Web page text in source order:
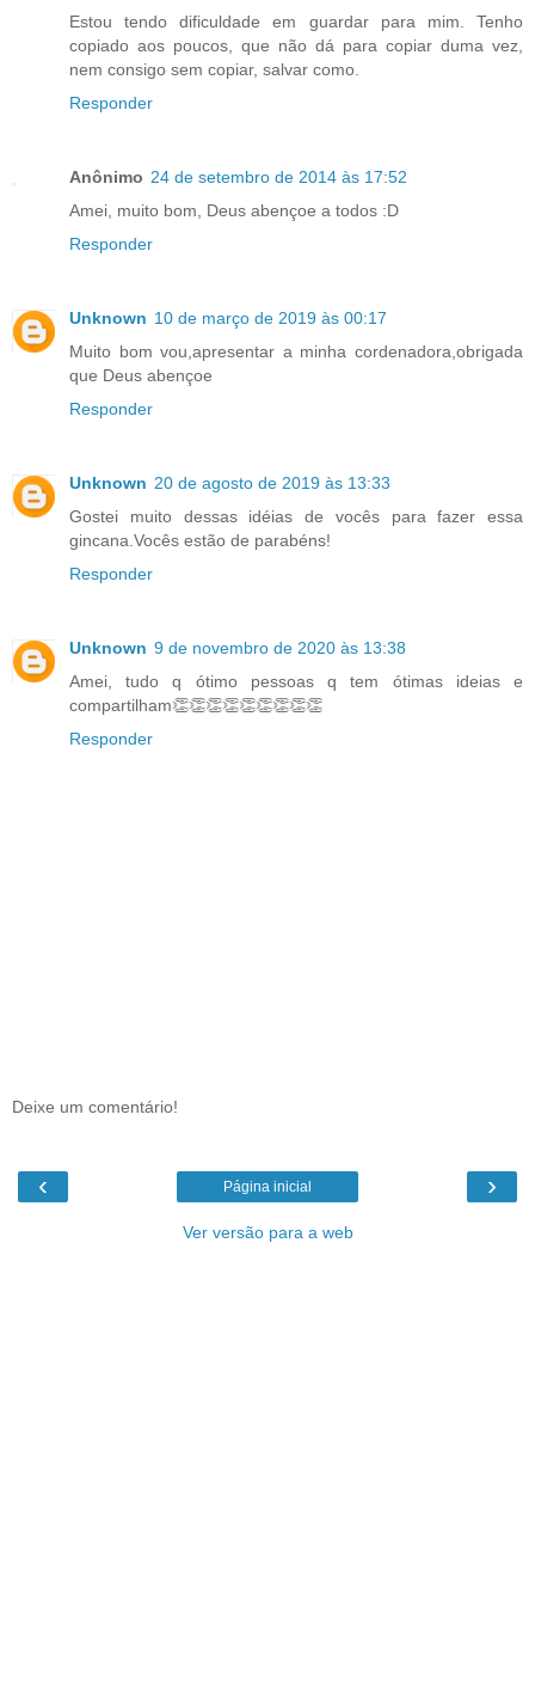
Estou tendo dificuldade em guardar para mim. Tenho
copiado aos poucos, que não dá para copiar duma vez,
nem consigo sem copiar, salvar como.
Responder
Anônimo 24 de setembro de 2014 às 17:52
Amei, muito bom, Deus abençoe a todos :D
Responder
Unknown 10 de março de 2019 às 00:17
Muito bom vou,apresentar a minha cordenadora,obrigada
que Deus abençoe
Responder
Unknown 20 de agosto de 2019 às 13:33
Gostei muito dessas idéias de vocês para fazer essa
gincana.Vocês estão de parabéns!
Responder
Unknown 9 de novembro de 2020 às 13:38
Amei, tudo q ótimo pessoas q tem ótimas ideias e
compartilham👏👏👏👏👏👏👏👏👏
Responder
Deixe um comentário!
‹ ›
Página inicial
Ver versão para a web